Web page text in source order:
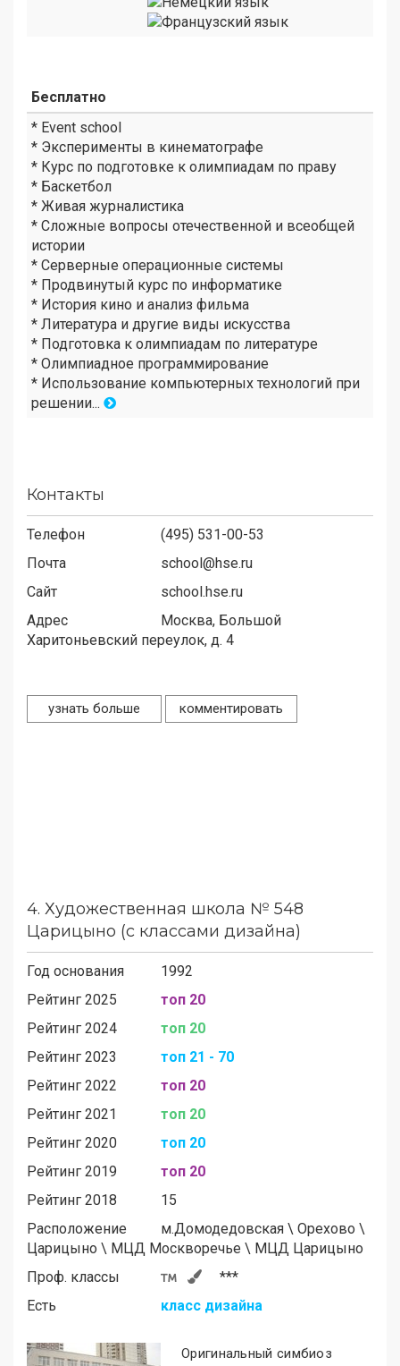
Бесплатно
* Event school
* Эксперименты в кинематографе
* Курс по подготовке к олимпиадам по праву
* Баскетбол
* Живая журналистика
* Сложные вопросы отечественной и всеобщей
истории
* Серверные операционные системы
* Продвинутый курс по информатике
* История кино и анализ фильма
* Литература и другие виды искусства
* Подготовка к олимпиадам по литературе
* Олимпиадное программирование
* Использование компьютерных технологий при
решении...
Контакты
Телефон
(495) 531-00-53
Почта
school@hse.ru
Сайт
school.hse.ru
Адрес
Москва, Большой
Харитоньевский переулок, д. 4
узнать больше комментировать
4. Художественная школа № 548
Царицыно (с классами дизайна)
Год основания
1992
Рейтинг 2025
топ 20
Рейтинг 2024
топ 20
Рейтинг 2023
топ 21 - 70
Рейтинг 2022
топ 20
Рейтинг 2021
топ 20
Рейтинг 2020
топ 20
Рейтинг 2019
топ 20
Рейтинг 2018
15
Расположение
м.Домодедовская \ Орехово \
Царицыно \ МЦД Москворечье \ МЦД Царицыно
Проф. классы
***
Есть
класс дизайна
Оригинальный симбиоз